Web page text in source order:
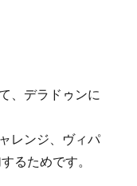
、デラドゥンに
レンジ、ヴィパ
るためです。